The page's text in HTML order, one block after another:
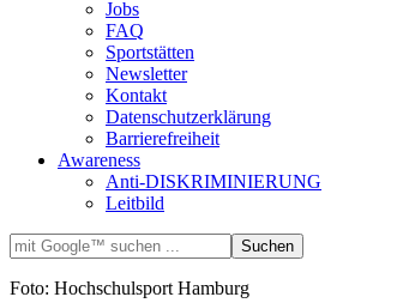
Jobs
FAQ
Sportstätten
Newsletter
Kontakt
Datenschutzerklärung
Barrierefreiheit
Awareness
Anti-DISKRIMINIERUNG
Leitbild
Foto: Hochschulsport Hamburg